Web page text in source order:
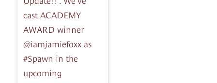
cast ACADEMY
AWARD winner
@iamjamiefoxx as
#Spawn in the
upcoming